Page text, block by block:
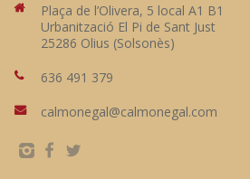
Plaça de l’Olivera, 5 local A1 B1
Urbanització El Pi de Sant Just
25286 Olius (Solsonès)
636 491 379
calmonegal@calmonegal.com